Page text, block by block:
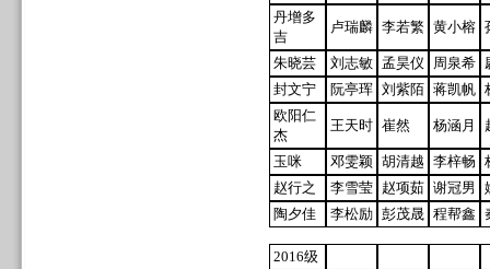
丹增多
吉
卢瑞麟 李若繁 黄小榕
朱晓芸 刘志敏 孟昊仪 周泉希
封文宁
阮亭珲 刘紫陌 蒋凯帆
欧阳仁
杰
王天时 崔然 杨涵月
玉咪 邓雯颖 胡清越 李梓畅
赵行之
李雪莹 赵项茹 谢冠男
陶夕佳
李松励 彭茂晟 程帮鑫
2016级